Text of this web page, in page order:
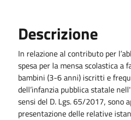
Descrizione
In relazione al contributo per
spesa per la mensa scolastica a
bambini (3-6 anni) iscritti e
dell’infanzia pubblica statale
sensi del D. Lgs. 65/2017, sono
presentazione delle relative